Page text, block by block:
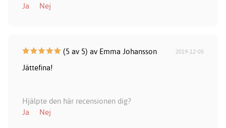
Ja
Nej
(5 av 5) av Emma Johansson 2019-12-05
Jättefina!
Hjälpte den här recensionen dig?
Ja
Nej